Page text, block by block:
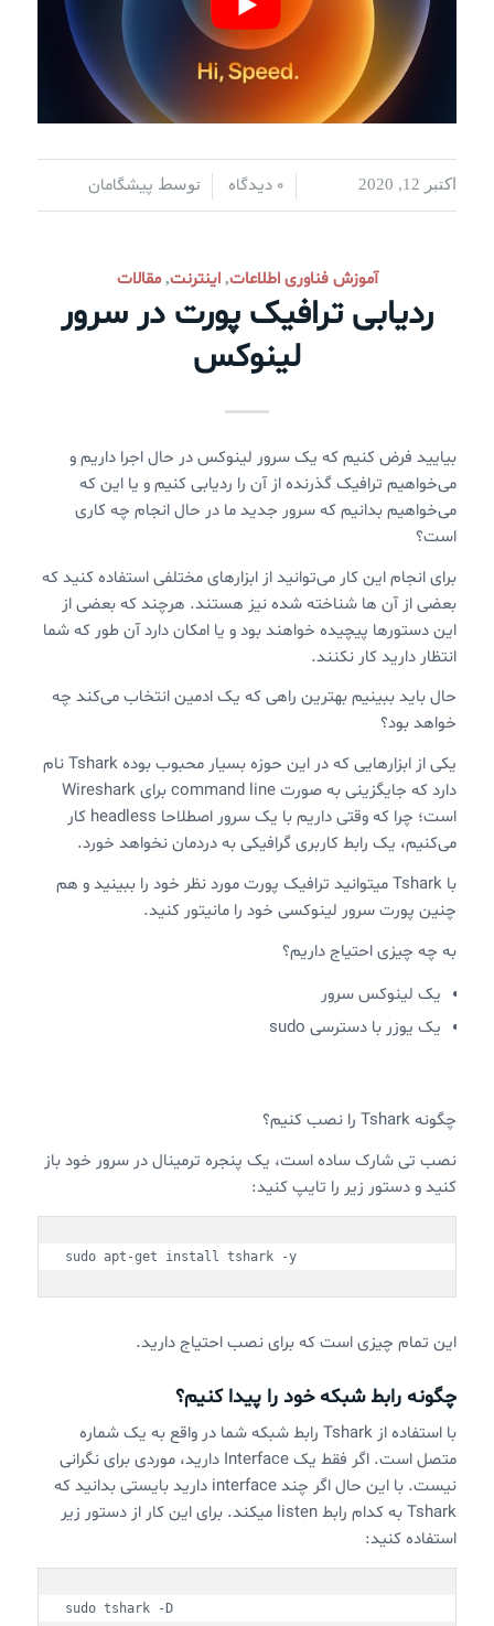
اکتبر 12, 2020 / 0 دیدگاه/ توسط پیشگامان
آموزش فناوری اطلاعات,اینترنت,مقالات
ردیابی ترافیک پورت در سرور
لینوکس
بیایید فرض کنیم که یک سرور لینوکس در حال اجرا داریم و
می‌خواهیم ترافیک گذرنده از آن را ردیابی کنیم و یا این که
می‌خواهیم بدانیم که سرور جدید ما در حال انجام چه کاری
است؟
برای انجام این کار می‌توانید از ابزارهای مختلفی استفاده کنید که
بعضی از آن ها شناخته شده نیز هستند. هرچند که بعضی از
این دستورها پیچیده خواهند بود و یا امکان دارد آن طور که شما
انتظار دارید کار نکنند.
حال باید ببینیم بهترین راهی که یک ادمین انتخاب می‌کند چه
خواهد بود؟
یکی از ابزارهایی که در این حوزه بسیار محبوب بوده Tshark نام
دارد که جایگزینی به صورت command line برای Wireshark
است؛ چرا که وقتی داریم با یک سرور اصطلاحا headless کار
می‌کنیم، یک رابط کاربری گرافیکی به دردمان نخواهد خورد.
با Tshark میتوانید ترافیک پورت مورد نظر خود را ببینید و هم
چنین پورت سرور لینوکسی خود را مانیتور کنید.
به چه چیزی احتیاج داریم؟
یک لینوکس سرور
یک یوزر با دسترسی sudo
چگونه Tshark را نصب کنیم؟
نصب تی شارک ساده است، یک پنجره ترمینال در سرور خود باز
کنید و دستور زیر را تایپ کنید:
sudo apt-get install tshark -y
این تمام چیزی است که برای نصب احتیاج دارید.
چگونه رابط شبکه خود را پیدا کنیم؟
با استفاده از Tshark رابط شبکه شما در واقع به یک شماره
متصل است. اگر فقط یک Interface دارید، موردی برای نگرانی
نیست. با این حال اگر چند interface دارید بایستی بدانید که
Tshark به کدام رابط listen میکند. برای این کار از دستور زیر
استفاده کنید:
sudo tshark -D